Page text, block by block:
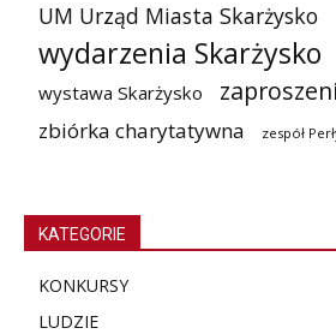
UM Urząd Miasta Skarżysko
wydarzenia Skarżysko
wystawa Skarżysko
zbiórka charytatywna zespół
KATEGORIE
KONKURSY
LUDZIE